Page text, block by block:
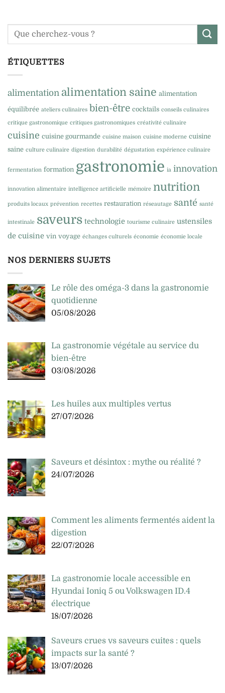
ÉTIQUETTES
alimentation alimentation saine alimentation
équilibrée ateliers culinaires bien-être cocktails conseils culinaires
critique gastronomique critiques gastronomiques créativité culinaire
cuisine cuisine gourmande cuisine maison cuisine moderne cuisine
saine culture culinaire digestion durabilité dégustation expérience culinaire
fermentation formation gastronomie ia innovation
innovation alimentaire intelligence artificielle mémoire nutrition
produits locaux prévention recettes restauration réseautage santé santé
intestinale saveurs technologie tourisme culinaire ustensiles
de cuisine vin voyage échanges culturels économie économie locale
NOS DERNIERS SUJETS
Le rôle des oméga-3 dans la gastronomie
quotidienne
05/08/2026
La gastronomie végétale au service du
bien-être
03/08/2026
Les huiles aux multiples vertus
27/07/2026
Saveurs et désintox : mythe ou réalité ?
24/07/2026
Comment les aliments fermentés aident la
digestion
22/07/2026
La gastronomie locale accessible en
Hyundai Ioniq 5 ou Volkswagen ID.4
électrique
18/07/2026
Saveurs crues vs saveurs cuites : quels
impacts sur la santé ?
13/07/2026